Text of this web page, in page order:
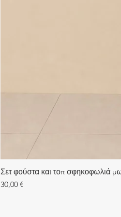
Σετ φούστα και τοπ σφηκοφωλιά
Τιμή
30,00 €